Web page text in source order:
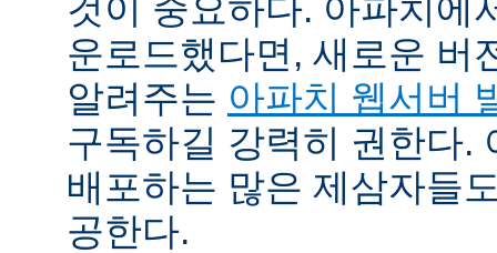
것이 중요하다. 아파치에
운로드했다면, 새로운 버
알려주는 아파치 웹서버
구독하길 강력히 권한다.
배포하는 많은 제삼자들
공한다.